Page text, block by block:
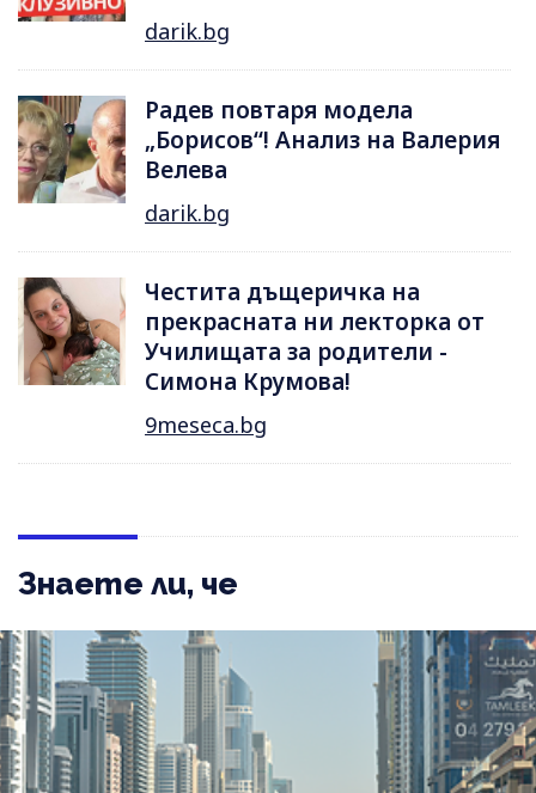
darik.bg
Радев повтаря модела
„Борисов“! Анализ на Валерия
Велева
darik.bg
Честита дъщеричка на
прекрасната ни лекторка от
Училищата за родители -
Симона Крумова!
9meseca.bg
Знаете ли, че